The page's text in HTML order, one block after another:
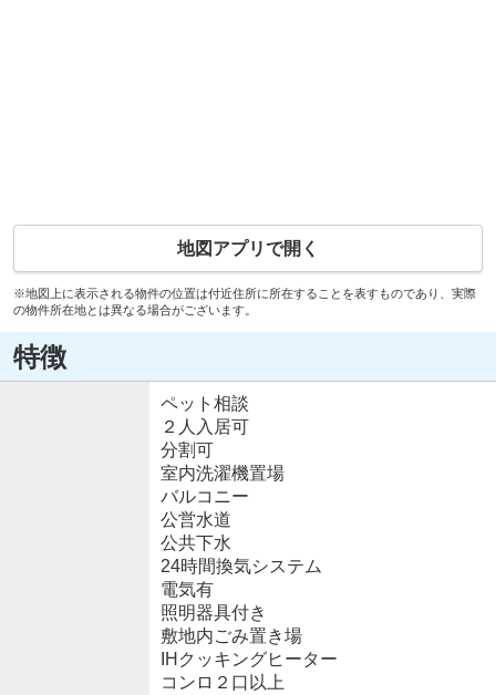
地図アプリで開く
※地図上に表示される物件の位置は付近住所に所在することを表すものであり、実際
の物件所在地とは異なる場合がございます。
特徴
ペット相談
２人入居可
分割可
室内洗濯機置場
バルコニー
公営水道
公共下水
24時間換気システム
電気有
照明器具付き
敷地内ごみ置き場
IHクッキングヒーター
コンロ２口以上